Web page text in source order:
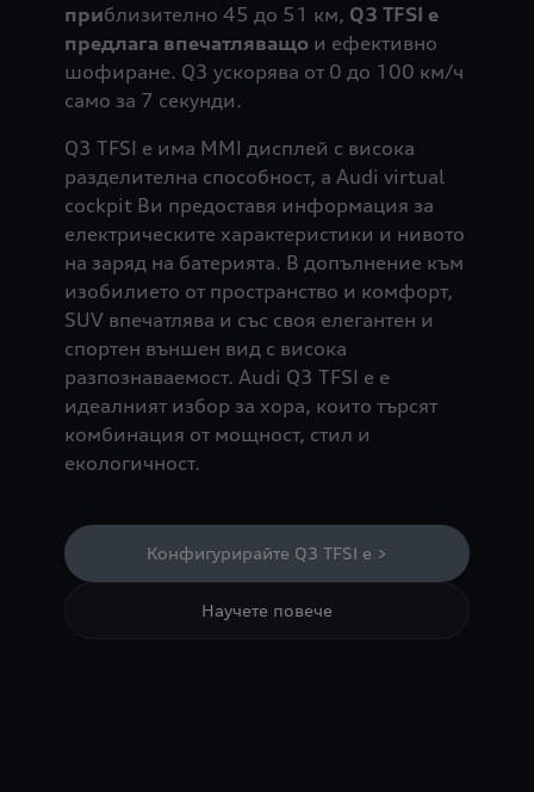
приблизително 45 до 51 км, Q3 TFSI e
предлага впечатляващои ефективно
шофиране. Q3 ускорява от 0 до 100 км/ч
само за 7 секунди.
Q3 TFSI e има MMI дисплей с висока
разделителна способност, а Audi virtual
cockpit Ви предоставя информация за
електрическите характеристики и нивото
на заряд на батерията. В допълнение към
изобилието от пространство и комфорт,
SUV впечатлява и със своя елегантен и
спортен външен вид с висока
разпознаваемост. Audi Q3 TFSI e е
идеалният избор за хора, които търсят
комбинация от мощност, стил и
екологичност.
Конфигурирайте Q3 TFSI e >
Научете повече